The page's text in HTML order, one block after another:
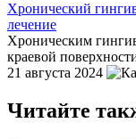
Хронический
лечение
Хроническим
краевой
21 августа 2024
Читайте